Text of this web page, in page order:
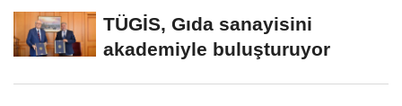
TÜGİS, Gıda sanayisini
akademiyle buluşturuyor